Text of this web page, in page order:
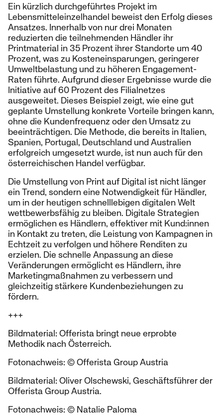
Ein kürzlich durchgeführtes Projekt im
Lebensmitteleinzelhandel beweist den Erfolg dieses
Ansatzes. Innerhalb von nur drei Monaten
reduzierten die teilnehmenden Händler ihr
Printmaterial in 35 Prozent ihrer Standorte um 40
Prozent, was zu Kosteneinsparungen, geringerer
Umweltbelastung und zu höheren Engagement-
Raten führte. Aufgrund dieser Ergebnisse wurde die
Initiative auf 60 Prozent des Filialnetzes
ausgeweitet. Dieses Beispiel zeigt, wie eine gut
geplante Umstellung konkrete Vorteile bringen kann,
ohne die Kundenfrequenz oder den Umsatz zu
beeinträchtigen. Die Methode, die bereits in Italien,
Spanien, Portugal, Deutschland und Australien
erfolgreich umgesetzt wurde, ist nun auch für den
österreichischen Handel verfügbar.
Die Umstellung von Print auf Digital ist nicht länger
ein Trend, sondern eine Notwendigkeit für Händler,
um in der heutigen schnelllebigen digitalen Welt
wettbewerbsfähig zu bleiben. Digitale Strategien
ermöglichen es Händlern, effektiver mit Kund:innen
in Kontakt zu treten, die Leistung von Kampagnen in
Echtzeit zu verfolgen und höhere Renditen zu
erzielen. Die schnelle Anpassung an diese
Veränderungen ermöglicht es Händlern, ihre
Marketingmaßnahmen zu verbessern und
gleichzeitig stärkere Kundenbeziehungen zu
fördern.
+++
Bildmaterial: Offerista bringt neue erprobte
Methodik nach Österreich.
Fotonachweis: © Offerista Group Austria
Bildmaterial: Oliver Olschewski, Geschäftsführer der
Offerista Group Austria.
Fotonachweis: © Natalie Paloma